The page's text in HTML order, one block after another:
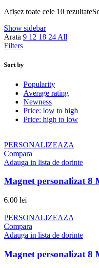
Afișez toate cele 10 rezultate
Show sidebar
Arata 9 12 18 24 All
Filters
Sort by
Popularity
Average rating
Newness
Price: low to high
Price: high to low
PERSONALIZEAZA
Compara
Adauga in lista de dorinte
Magnet personalizat
6.00 lei
PERSONALIZEAZA
Compara
Adauga in lista de dorinte
Magnet personalizat 8